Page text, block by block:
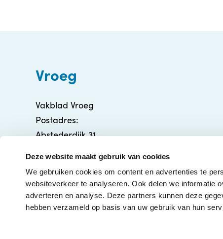
Deze website maakt gebruik van cookies
We gebruiken cookies om content en advertenties te
websiteverkeer te analyseren. Ook delen we informatie
adverteren en analyse. Deze partners kunnen deze
hebben verzameld op basis van uw gebruik van hun
Vroeg
Vakblad Vroeg
Postadres:
Abstederdijk 31
info@vakbladvroeg.nl
KVK: 71316426